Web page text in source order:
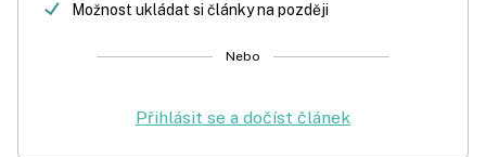
Možnost ukládat si články na později
Nebo
Přihlásit se a dočíst článek